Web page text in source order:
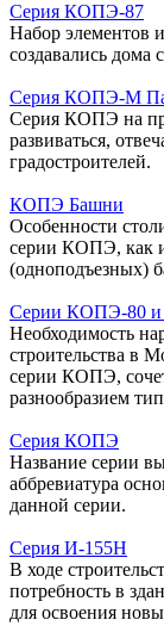
Серия КОПЭ-87
Набор элементов
создавались
Серия КОПЭ-М
Серия КОПЭ на
развиваться,
градостроителей.
КОПЭ Башни
Особенности
серии КОПЭ, как
(одноподъезных)
Серии КОПЭ-80
Необходимость
строительства в
серии КОПЭ,
разнообразием
Серия КОПЭ
Название серии
аббревиатура
данной серии.
Серия И-155Н
В ходе
потребность в
для освоения